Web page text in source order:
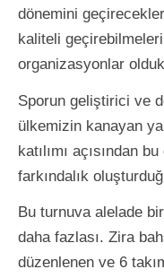
dönemini
kaliteli
organizasyonlar
Sporun geliştirici ve
ülkemizin kanayan
katılımı açısından
farkındalık
Bu turnuva alelade
daha fazlası. Zira
düzenlenen ve 6